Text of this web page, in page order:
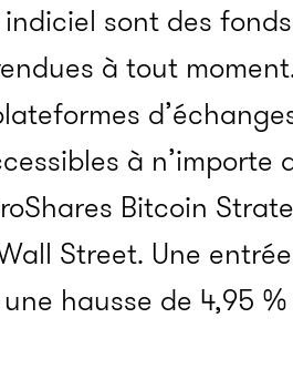
indiciel sont des
à tout
à n’importe
Bitcoin
Street. Une
hausse de 4,95 %